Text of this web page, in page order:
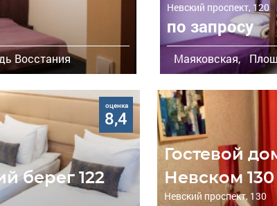
Восстания
Невский проспект, 120
по запросу
Маяковская,
оценка
8,4
берег 122
Гостевой
Невском 130
Невский проспект, 130